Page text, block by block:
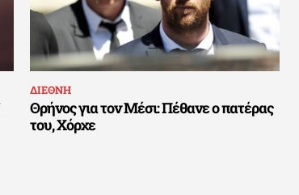
ΔΙΕΘΝΗ
Θρήνος για τον Μέσι: Πέθανε ο πατέρας
του, Χόρχε